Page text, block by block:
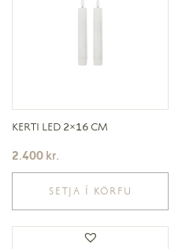
KERTI LED 2×16 CM
2.400 kr.
SETJA Í KÖRFU